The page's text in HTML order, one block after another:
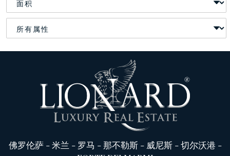
佛罗伦萨-米兰 - 罗马 -那不勒斯- 威尼斯-切尔沃港 -